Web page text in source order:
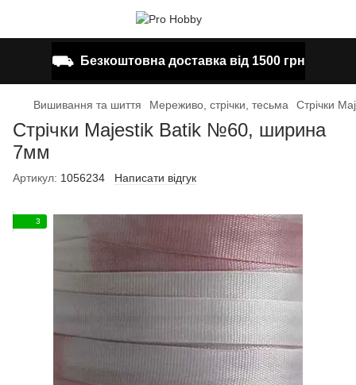
⛟ Безкоштовна доставка від 1500 грн
Вишивання та шиття Мереживо, стрічки, тесьма Стрічки
Стрічки Majestik Batik №60, ширина
7мм
Артикул: 1056234 Написати відгук
3